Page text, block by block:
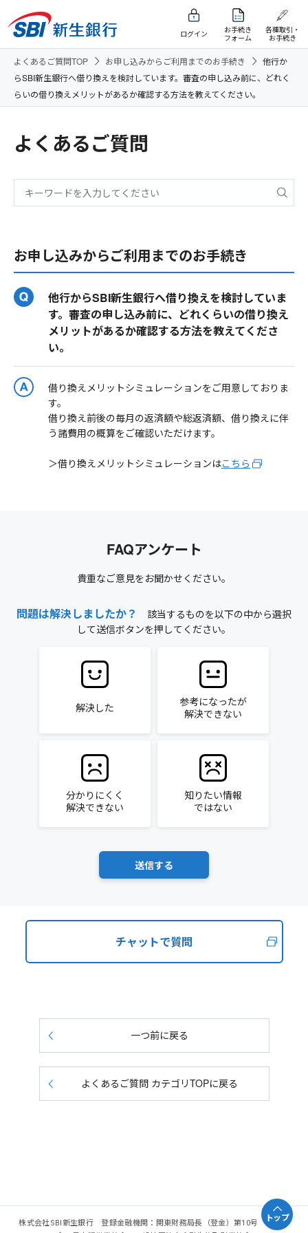
ログイン
お手続き
フォーム
各種取引・
お手続き
よくあるご質問TOP お申し込みからご利用までのお手続き
他行か
らSBI新生銀行へ借り換えを検討しています。審査の申し込み前に、どれく
らいの借り換えメリットがあるか確認する方法を教えてください。
よくあるご質問
お申し込みからご利用までのお手続き
他行からSBI新生銀行へ借り換えを検討していま
す。審査の申し込み前に、どれくらいの借り換え
メリットがあるか確認する方法を教えてくださ
い。
借り換えメリットシミュレーションをご用意しておりま
す。
借り換え前後の毎月の返済額や総返済額、借り換えに伴
う諸費用の概算をご確認いただけます。
＞借り換えメリットシミュレーションはこちら
FAQアンケート
貴重なご意見をお聞かせください。
問題は解決しましたか？
該当するものを以下の中から選択
して送信ボタンを押してください。
解決した
参考になったが
解決できない
分かりにくく
解決できない
知りたい情報
ではない
チャットで質問
一つ前に戻る
よくあるご質問 カテゴリTOPに戻る
株式会社SBI新生銀行 登録金融機関：関東財務局長（登金）第10号 加入協
トップ